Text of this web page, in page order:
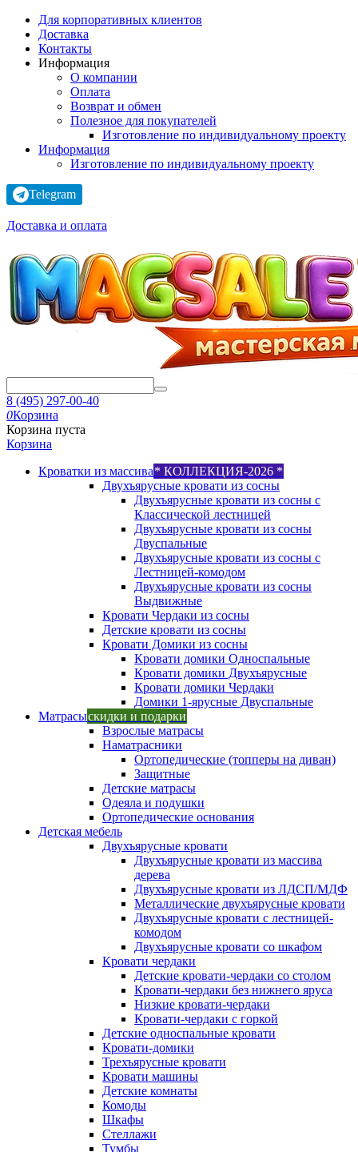
Для корпоративных клиентов
Доставка
Контакты
Информация
О компании
Оплата
Возврат и обмен
Полезное для покупателей
Изготовление по индивидуальному проекту
Информация
Изготовление по индивидуальному проекту
Telegram
Доставка и оплата
8 (495) 297-00-40
0Корзина
Корзина пуста
Корзина
Кроватки из массива* КОЛЛЕКЦИЯ-2026 *
Двухъярусные кровати из сосны
Двухъярусные кровати из сосны с
Классической лестницей
Двухъярусные кровати из сосны
Двуспальные
Двухъярусные кровати из сосны с
Лестницей-комодом
Двухъярусные кровати из сосны
Выдвижные
Кровати Чердаки из сосны
Детские кровати из сосны
Кровати Домики из сосны
Кровати домики Односпальные
Кровати домики Двухъярусные
Кровати домики Чердаки
Домики 1-ярусные Двуспальные
Матрасыскидки и подарки
Взрослые матрасы
Наматрасники
Ортопедические (топперы на диван)
Защитные
Детские матрасы
Одеяла и подушки
Ортопедические основания
Детская мебель
Двухъярусные кровати
Двухъярусные кровати из массива
дерева
Двухъярусные кровати из ЛДСП/МДФ
Металлические двухъярусные кровати
Двухъярусные кровати с лестницей-
комодом
Двухъярусные кровати со шкафом
Кровати чердаки
Детские кровати-чердаки со столом
Кровати-чердаки без нижнего яруса
Низкие кровати-чердаки
Кровати-чердаки с горкой
Детские односпальные кровати
Кровати-домики
Трехъярусные кровати
Кровати машины
Детские комнаты
Комоды
Шкафы
Стеллажи
Тумбы